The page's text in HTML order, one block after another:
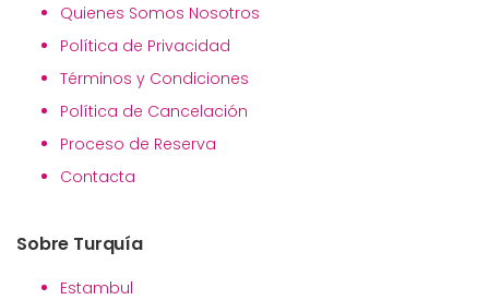
Quienes Somos Nosotros
Política de Privacidad
Términos y Condiciones
Política de Cancelación
Proceso de Reserva
Contacta
Sobre Turquía
Estambul